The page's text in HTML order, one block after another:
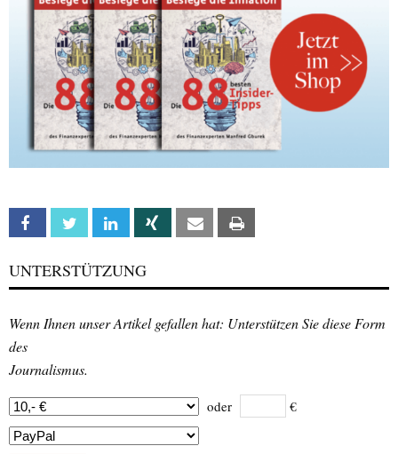
Facebook Twitter Linkedin Xing Email
UNTERSTÜTZUNG
Wenn Ihnen unser Artikel gefallen hat: Unterstützen Sie diese Form
des
Journalismus.
oder €